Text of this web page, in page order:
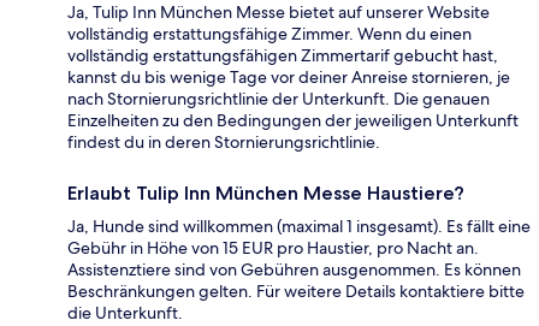
Ja, Tulip Inn München Messe bietet auf unserer Website
vollständig erstattungsfähige Zimmer. Wenn du einen
vollständig erstattungsfähigen Zimmertarif gebucht hast,
kannst du bis wenige Tage vor deiner Anreise stornieren, je
nach Stornierungsrichtlinie der Unterkunft. Die genauen
Einzelheiten zu den Bedingungen der jeweiligen Unterkunft
findest du in deren Stornierungsrichtlinie.
Erlaubt Tulip Inn München Messe Haustiere?
Ja, Hunde sind willkommen (maximal 1 insgesamt). Es fällt eine
Gebühr in Höhe von 15 EUR pro Haustier, pro Nacht an.
Assistenztiere sind von Gebühren ausgenommen. Es können
Beschränkungen gelten. Für weitere Details kontaktiere bitte
die Unterkunft.